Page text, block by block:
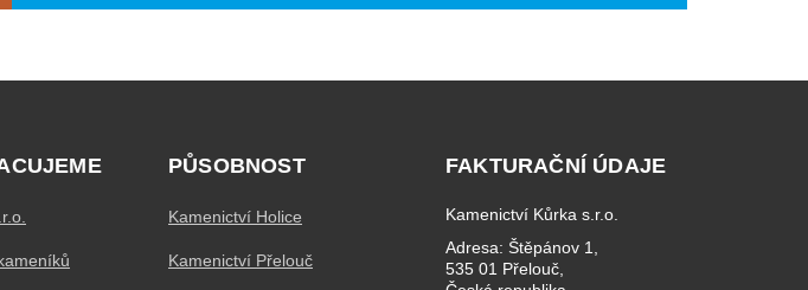
PŮSOBNOST
Kamenictví Holice
Kamenictví Přelouč
FAKTURAČNÍ ÚDAJE
Kamenictví Kůrka s.r.o.
Adresa: Štěpánov 1,
535 01 Přelouč,